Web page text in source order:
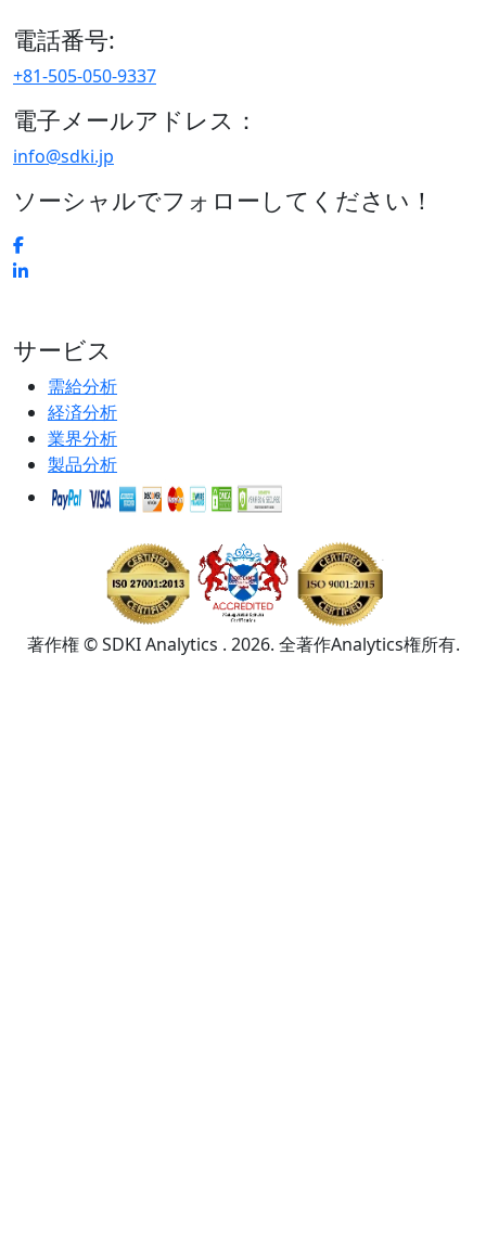
電話番号:
+81-505-050-9337
電子メールアドレス：
info@sdki.jp
ソーシャルでフォローしてください！
サービス
需給分析
経済分析
業界分析
製品分析
著作権 © SDKI Analytics . 2026. 全著作Analytics権所有.